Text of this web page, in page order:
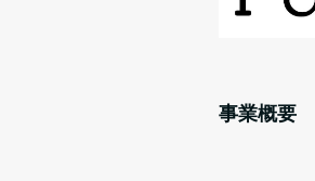
事業概要